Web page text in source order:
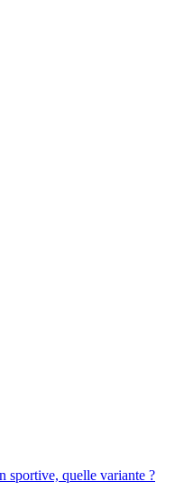
sportive, quelle variante ?